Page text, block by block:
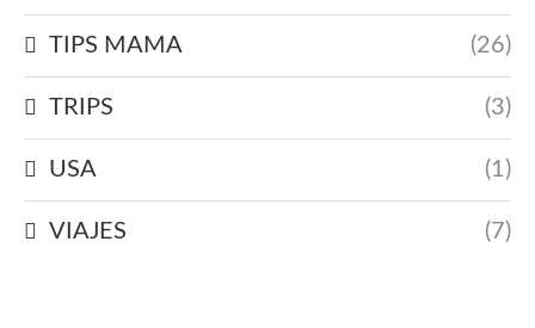
TIPS MAMA (26)
TRIPS (3)
USA (1)
VIAJES (7)